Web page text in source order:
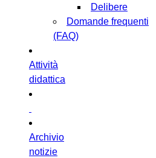
Delibere
Domande frequenti
(FAQ)
Attività
didattica
Archivio
notizie